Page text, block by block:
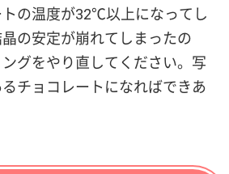
の温度が32℃以上になってし
の安定が崩れてしまったの
グをやり直してください。写
チョコレートになればできあ